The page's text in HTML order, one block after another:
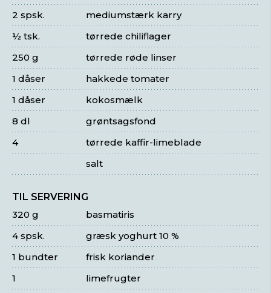
mediumstærk karry
2 spsk.
tørrede chiliflager
½ tsk.
tørrede røde linser
250 g
hakkede tomater
1 dåser
kokosmælk
1 dåser
grøntsagsfond
8 dl
tørrede kaffir-limeblade
4
salt
TIL SERVERING
basmatiris
320 g
græsk yoghurt 10 %
4 spsk.
frisk koriander
1 bundter
limefrugter
1